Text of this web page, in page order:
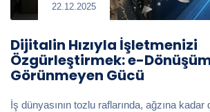
22.12.2025
Dijitalin Hızıyla İşletmenizi
Özgürleştirmek: e-
Görünmeyen Gücü
İş dünyasının tozlu raflarında, ağzına